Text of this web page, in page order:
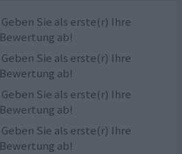
Geben Sie als erste(r) Ihre
Bewertung ab!
Geben Sie als erste(r) Ihre
Bewertung ab!
Geben Sie als erste(r) Ihre
Bewertung ab!
Geben Sie als erste(r) Ihre
Bewertung ab!